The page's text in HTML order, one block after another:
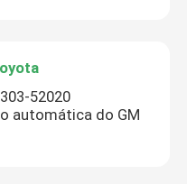
52020
automática do GM